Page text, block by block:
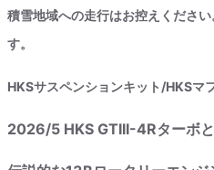
積雪地域への走行はお控えくださ
す。
HKSサスペンションキット/HKSマ
2026/5 HKS GTIII-4Rターボ